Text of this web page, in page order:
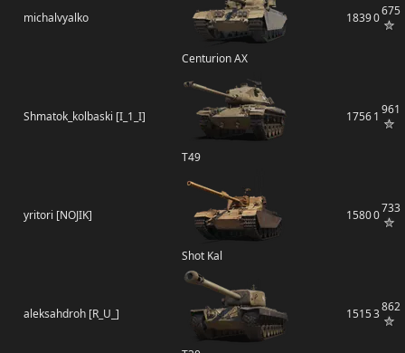
michalvyalko
Centurion AX
18390675
Shmatok_kolbaski [I_1_I]
T49
17561 961
yritori [NOJIK]
Shot Kal
15800733
aleksahdroh [R_U_] 15153862